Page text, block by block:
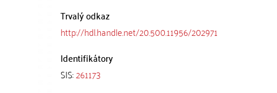
Trvalý odkaz
http://hdl.handle.net/20.500.11956/202971
Identifikátory
SIS:261173